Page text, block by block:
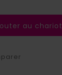
au chariot